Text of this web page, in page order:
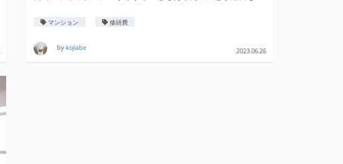
マンション 修繕費
bykojiabe 2023.06.26